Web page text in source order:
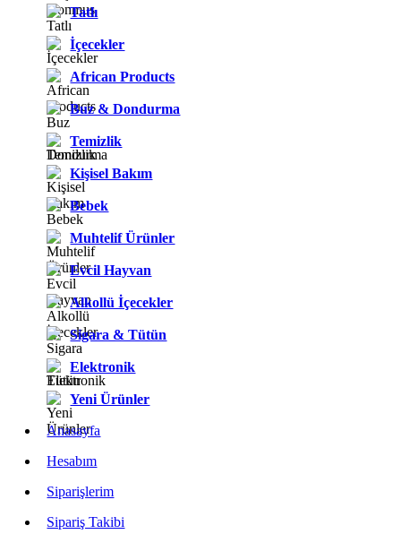
Tatlı
İçecekler
African Products
Buz & Dondurma
Temizlik
Kişisel Bakım
Bebek
Muhtelif Ürünler
Evcil Hayvan
Alkollü İçecekler
Sigara & Tütün
Elektronik
Yeni Ürünler
Anasayfa
Hesabım
Siparişlerim
Sipariş Takibi